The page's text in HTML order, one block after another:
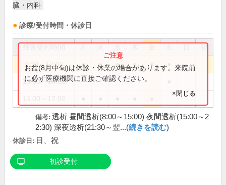
臓・内科
診療/受付時間・休診日
祝
8:30～12:00 ● ● ● ● ●
13:00～14:30
お盆(8月中旬)は休診・休業の場合があります。来院前
に必ず医療機関に直接ご確認ください。
×閉じる
備考: 透析 昼間透析(8:00～15:00) 夜間透析(15:00～2
2:30) 深夜透析(21:30～翌...(続きを読む)
休診日: 日、祝
初診受付